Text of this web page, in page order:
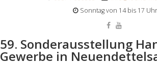
Sonntag von 14 bis 17 Uhr
59. Sonderausstellung
Gewerbe in